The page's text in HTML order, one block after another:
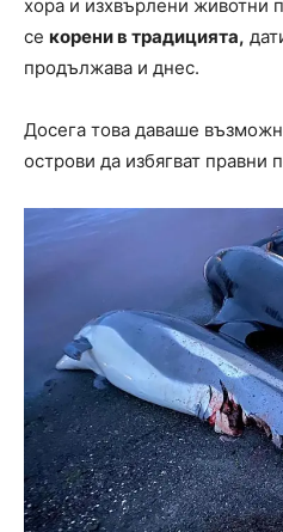
хора и изхвърлени животни
се корени в традицията,
продължава и днес.
Досега това даваше
острови да избягват правни